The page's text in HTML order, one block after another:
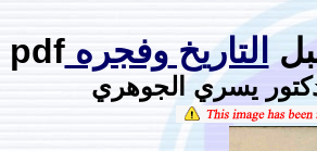
التاريخوفجرهpdf
يسري الجوهري